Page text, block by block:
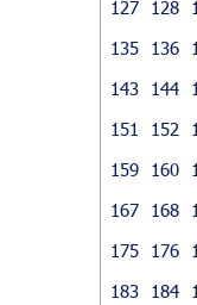
127
128
135
136
143
144
151
152
159
160
167
168
175
176
183
184